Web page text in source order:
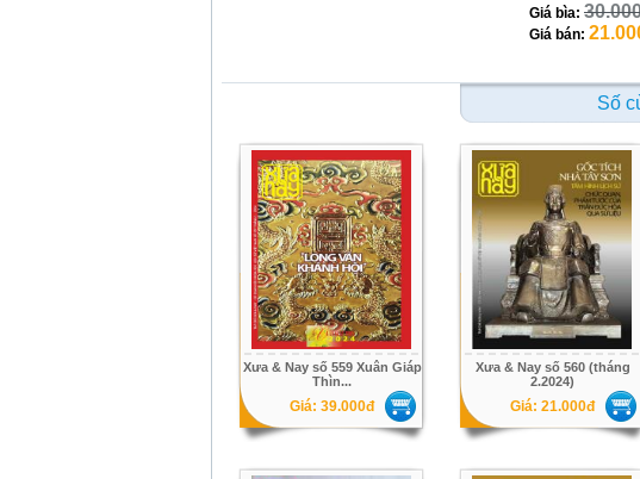
Giá bìa:
Giá bán:
Số
Xưa & Nay số 559 Xuân Giáp
Thìn...
Giá: 39.000đ
Xưa & Nay số 560 (tháng
2.2024)
Giá: 21.000đ